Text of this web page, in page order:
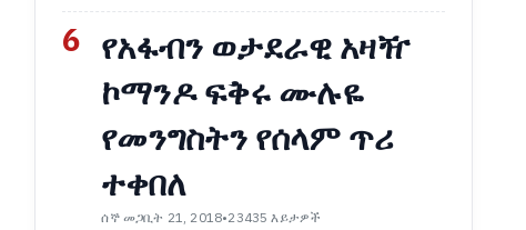
6 የአፋብን ወታደራዊ አዛዥ
ኮማንዶ ፍቅሩ ሙሉዬ
የመንግስትን የሰላም ጥሪ
ተቀበለ
ሰኞ መጋቢት 21, 2018•23435 እይታዎች